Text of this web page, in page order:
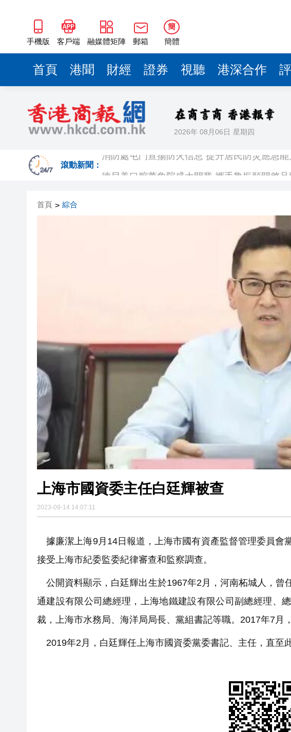
手機版 客戶端 融媒體矩陣 郵箱
簡
簡體
首頁 港聞 財經 證券 視聽 港深合作
2026年 08月06日 星期四
滾動新聞：
宇樹科技發行價今確定 市場預估在67元至
【A股午評】三大指數個別發展 滬指漲0.01%
警破黑幫高利貸集團拘25人 放債逾2億元凍結
首頁 > 綜合
上海市國資委主任白廷輝被查
2023-09-14 14:07:11
據廉潔上海9月14日報道，上海市國有資產監督管理委員會
接受上海市紀委監委紀律審查和監察調查。
公開資料顯示，白廷輝出生於1967年2月，河南柘城人，曾
通建設有限公司總經理，上海地鐵建設有限公司副總經理、
裁，上海市水務局、海洋局局長、黨組書記等職。2017年7月
2019年2月，白廷輝任上海市國資委黨委書記、主任，直至